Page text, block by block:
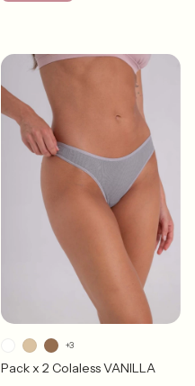
Pack x 2 Colaless VANILLA
+3